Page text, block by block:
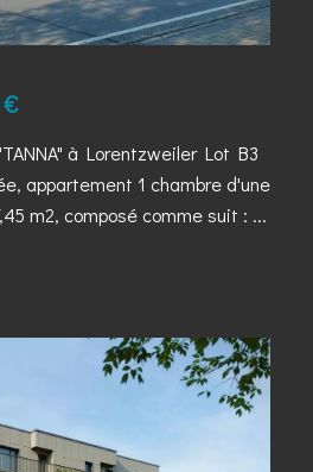
€
à Lorentzweiler Lot B3
appartement 1 chambre d'une
m2, composé comme suit : ...